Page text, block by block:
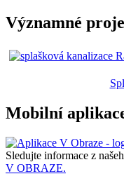
Významné
Mobilní
Sledujte informace z
V OBRAZE.